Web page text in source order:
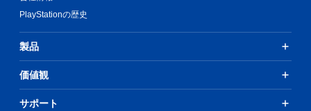
PlayStationの歴史
製品
価値観
サポート